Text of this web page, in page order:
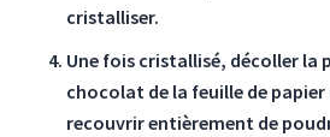
cristalliser.
Une fois cristallisé, décoller la
chocolat de la feuille de papier
recouvrir entièrement de